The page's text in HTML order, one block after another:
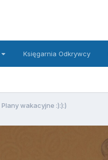
Księgarnia Odkrywcy
Plany wakacyjne :):):)